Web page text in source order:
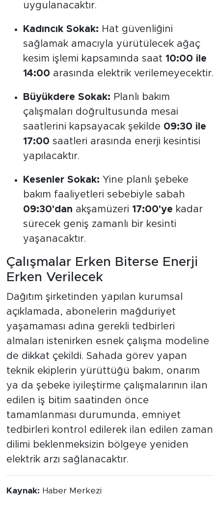
uygulanacaktır.
Kadıncık Sokak: Hat güvenliğini
sağlamak amacıyla yürütülecek ağaç
kesim işlemi kapsamında saat 10:00 ile
14:00 arasında elektrik verilemeyecektir.
Büyükdere Sokak: Planlı bakım
çalışmaları doğrultusunda mesai
saatlerini kapsayacak şekilde 09:30 ile
17:00 saatleri arasında enerji kesintisi
yapılacaktır.
Kesenler Sokak: Yine planlı şebeke
bakım faaliyetleri sebebiyle sabah
09:30'dan akşamüzeri 17:00'ye kadar
sürecek geniş zamanlı bir kesinti
yaşanacaktır.
Çalışmalar Erken Biterse Enerji
Erken Verilecek
Dağıtım şirketinden yapılan kurumsal
açıklamada, abonelerin mağduriyet
yaşamaması adına gerekli tedbirleri
almaları istenirken esnek çalışma modeline
de dikkat çekildi. Sahada görev yapan
teknik ekiplerin yürüttüğü bakım, onarım
ya da şebeke iyileştirme çalışmalarının ilan
edilen iş bitim saatinden önce
tamamlanması durumunda, emniyet
tedbirleri kontrol edilerek ilan edilen zaman
dilimi beklenmeksizin bölgeye yeniden
elektrik arzı sağlanacaktır.
Kaynak: Haber Merkezi